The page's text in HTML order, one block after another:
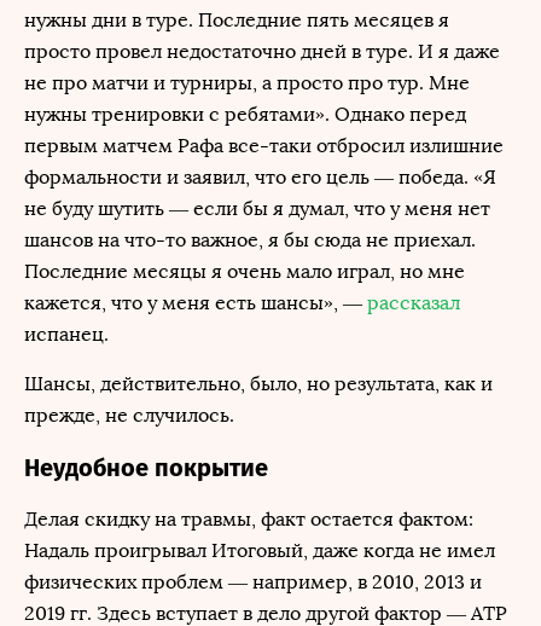
нужны дни в туре. Последние пять месяцев я
просто провел недостаточно дней в туре. И я даже
не про матчи и турниры, а просто про тур. Мне
нужны тренировки с ребятами». Однако перед
первым матчем Рафа все-таки отбросил излишние
формальности и заявил, что его цель — победа. «Я
не буду шутить — если бы я думал, что у меня нет
шансов на что-то важное, я бы сюда не приехал.
Последние месяцы я очень мало играл, но мне
кажется, что у меня есть шансы», — рассказал
испанец.
Шансы, действительно, было, но результата, как и
прежде, не случилось.
Неудобное покрытие
Делая скидку на травмы, факт остается фактом:
Надаль проигрывал Итоговый, даже когда не имел
физических проблем — например, в 2010, 2013 и
2019 гг. Здесь вступает в дело другой фактор — ATP